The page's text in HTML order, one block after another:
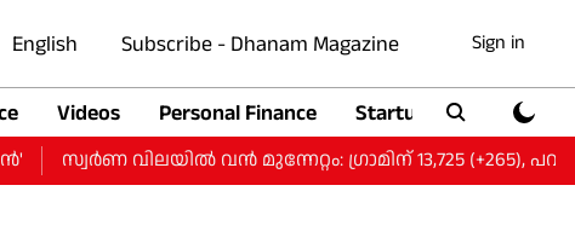
English Subscribe - Dhanam Magazine Sign in
Videos Personal Finance Startup
സ്വർണ വിലയിൽ വന്‍ മുന്നേറ്റം: ഗ്രാമിന് 13,725 (+265), പവന്